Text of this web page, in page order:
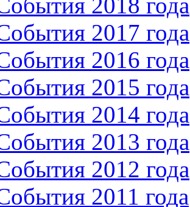
2017 года
2016 года
2015 года
2014 года
2013 года
2012 года
2011 года